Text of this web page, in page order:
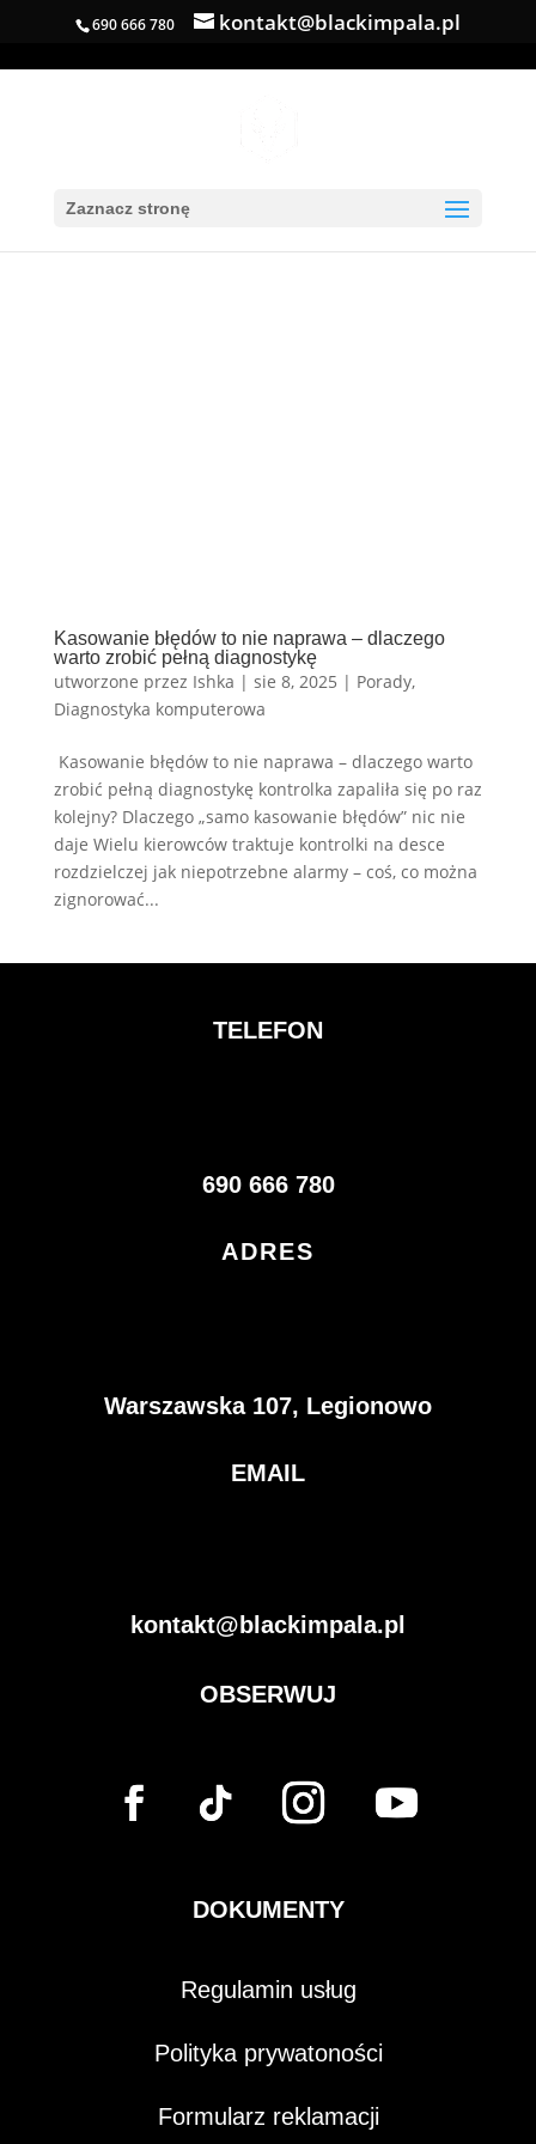
690 666 780 kontakt@blackimpala.pl
Zaznacz stronę
Kasowanie błędów to nie naprawa – dlaczego
warto zrobić pełną diagnostykę
utworzone przez Ishka | sie 8, 2025 | Porady,
Diagnostyka komputerowa
Kasowanie błędów to nie naprawa – dlaczego warto
zrobić pełną diagnostykę kontrolka zapaliła się po raz
kolejny? Dlaczego „samo kasowanie błędów” nic nie
daje Wielu kierowców traktuje kontrolki na desce
rozdzielczej jak niepotrzebne alarmy – coś, co można
zignorować...
TELEFON
690 666 780
ADRES
Warszawska 107, Legionowo
EMAIL
kontakt@blackimpala.pl
OBSERWUJ
DOKUMENTY
Regulamin usług
Polityka prywatoności
Formularz reklamacji